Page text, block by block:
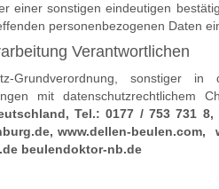
einer sonstigen eindeutigen
personenbezogenen Daten
Verantwortlichen
Grundverordnung, sonstiger
mit datenschutzrechtlichem
Tel.: 0177 / 753 731 8,
www.dellen-
beulendoktor-nb.de